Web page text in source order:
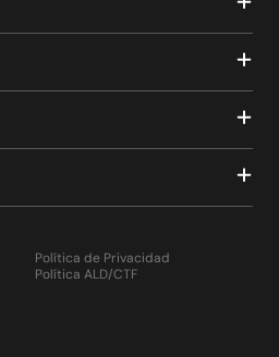
Política de Privacidad
Política ALD/CTF